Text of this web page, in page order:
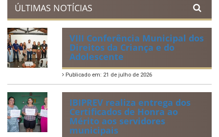
ÚLTIMAS NOTÍCIAS
VIII Conferência Municipal dos
Direitos da Criança e do
Adolescente
Publicado em: 21 de julho de 2026
IBIPREV realiza entrega dos
Certificados de Honra ao
Mérito aos servidores
municipais